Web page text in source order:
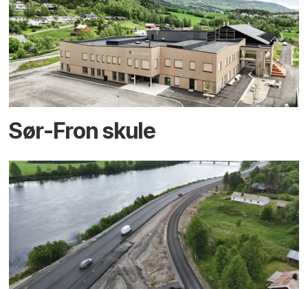
Sør-Fron skule